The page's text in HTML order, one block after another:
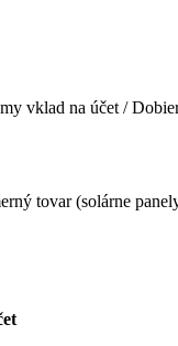
vklad na účet /
tovar (solárne